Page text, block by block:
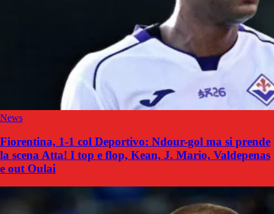
News
Fiorentina, 1-1 col Deportivo: Ndour-gol ma si prende
la scena Atta! I top e flop, Kean, J. Mario, Valdepenas
e out Oulai